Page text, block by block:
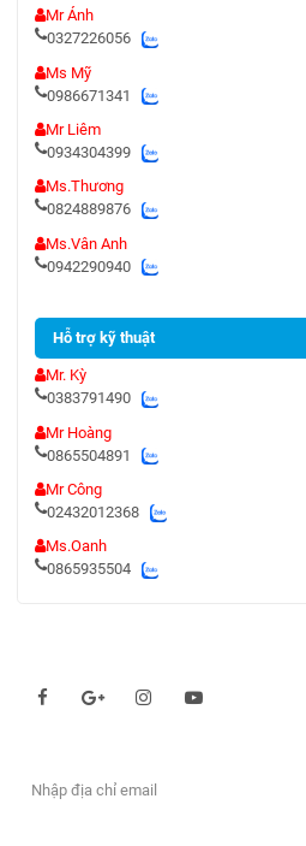
Mr Ánh
0327226056
Ms Mỹ
0986671341
Mr Liêm
0934304399
Ms.Thương
0824889876
Ms.Vân Anh
0942290940
Hỗ trợ kỹ thuật
Mr. Kỳ
0383791490
Mr Hoàng
0865504891
Mr Công
02432012368
Ms.Oanh
0865935504